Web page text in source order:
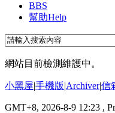
BBS
幫助Help
網站目前檢測維護中。
小黑屋|手機版|Archiver|信
GMT+8, 2026-8-9 12:23 ,